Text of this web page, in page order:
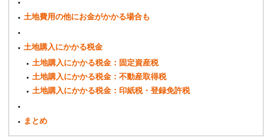
土地費用の他にお金がかかる場合も
土地購入にかかる税金
土地購入にかかる税金：固定資産税
土地購入にかかる税金：不動産取得税
土地購入にかかる税金：印紙税・登録免許税
まとめ